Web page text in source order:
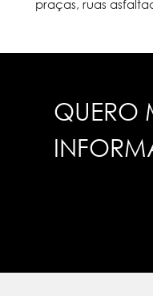
praças, ruas
QUERO